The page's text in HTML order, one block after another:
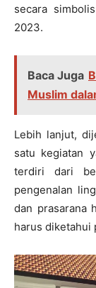
secara
2023.
Baca Juga
Muslim
Lebih lanjut,
satu kegiatan
terdiri dari
pengenalan
dan prasarana
harus diketahui